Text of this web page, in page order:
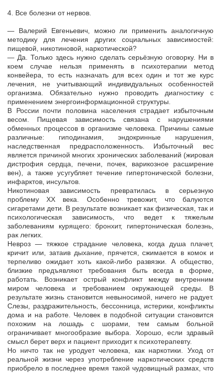
4. Все болезни от нервов.
— Валерий Евгеньевич, можно ли применить аналогичную
методику для лечения других социальных зависимостей:
пищевой, никотиновой, наркотической?
— Да. Только здесь нужно сделать серьёзную оговорку. Ни в
коем случае нельзя применять в психотерапии метод
конвейера, то есть назначать для всех один и тот же курс
лечения, не учитывающий индивидуальных особенностей
организма. Обязательно нужно проводить диагностику с
применением энергоинформационной структуры.
В России почти половина населения страдает избыточным
весом. Пищевая зависимость связана с нарушениями
обменных процессов в организме человека. Причины самые
различные: гиподинамия, эндокринные нарушения,
наследственная предрасположенность. Избыточный вес
является причиной многих хронических заболеваний (жировая
дистрофия сердца, печени, почек, варикозное расширение
вен), а также усугубляет течение гипертонической болезни,
инфарктов, инсультов.
Никотиновая зависимость превратилась в серьезную
проблему ХХ века. Особенно тревожит, что балуются
сигаретами дети. В результате возникает как физическая, так и
психологическая зависимость, что ведет к тяжелым
заболеваниям курящего: бронхит, гипертоническая болезнь,
рак легких.
Невроз — тяжкое страдание человека, когда душа плачет,
кричит или, затаив дыхание, прячется, сжимается в комок и
терпеливо ожидает хоть какой-либо развязки. А общество,
близкие предъявляют требования быть всегда в форме,
работать. Возникает острый конфликт между внутренним
миром человека и требованием окружающей среды. В
результате жизнь становится невыносимой, ничего не радует.
Слезы, раздражительность, бессонница, истерики, конфликты
дома и на работе. Человек в подобной ситуации становится
похожим на лошадь с шорами, тем самым больной
ограничивает многообразие выбора. Хорошо, если здравый
смысл берет верх и пациент приходит к психотерапевту.
Но ничто так не уродует человека, как наркотики. Уход от
реальной жизни через употребление наркотических средств
приобрело в последнее время такой чудовищный размах, что